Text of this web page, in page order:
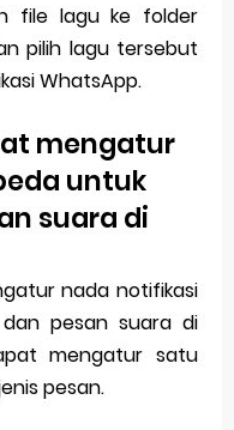
file lagu ke folder
pilih lagu tersebut
WhatsApp.
mengatur
untuk
suara di
nada notifikasi
pesan suara di
mengatur satu
pesan.